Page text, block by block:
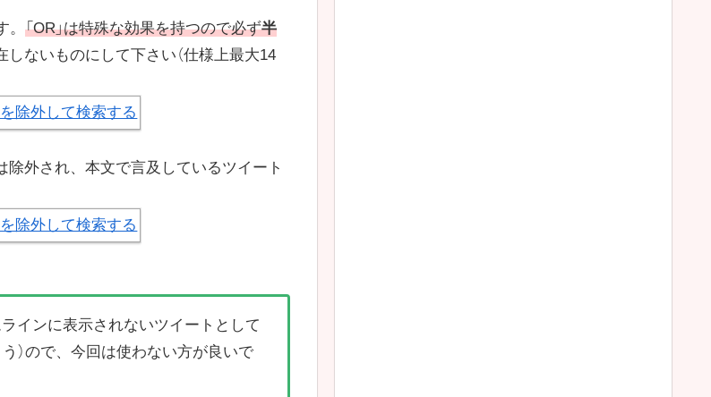
。「OR」は特殊な効果を持つので必ず半
しないものにして下さい（仕様上最大14
除外され、本文で言及しているツイート
インに表示されないツイートとして
）ので、今回は使わない方が良いで